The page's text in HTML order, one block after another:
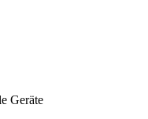
Geräte